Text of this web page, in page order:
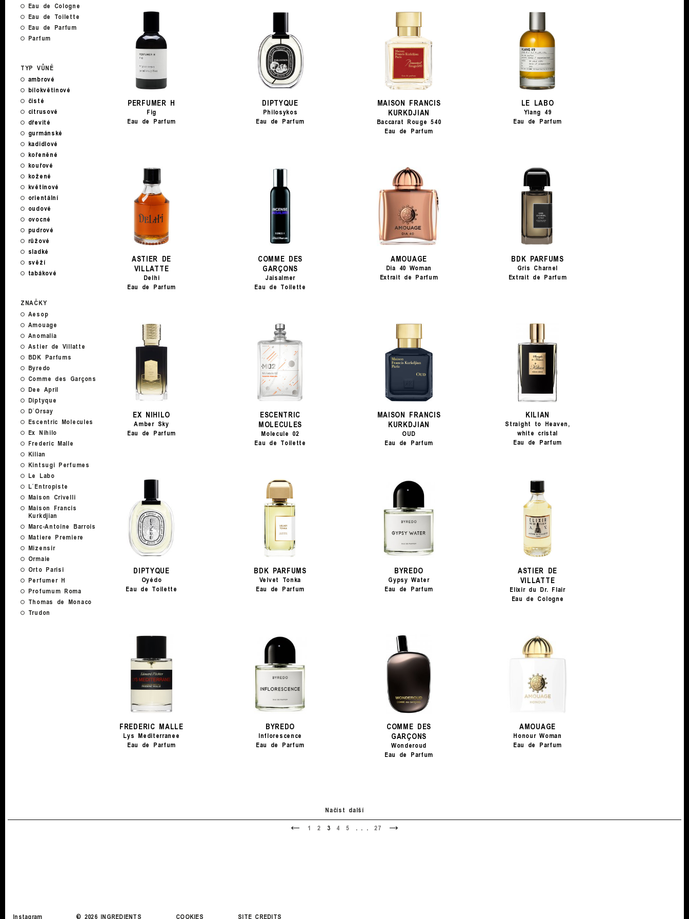
Eau de Cologne
Eau de Toilette
Eau de Parfum
Parfum
TYP VŮNĚ
ambrové
bílokvětinové
čisté
citrusové
dřevité
gurmánské
kadidlové
kořeněné
kouřové
kožené
květinové
orientální
oudové
ovocné
pudrové
růžové
sladké
svěží
tabákové
ZNAČKY
Aesop
Amouage
Anomalia
Astier de Villatte
BDK Parfums
Byredo
Comme des Garçons
Dee April
Diptyque
D´Orsay
Escentric Molecules
Ex Nihilo
Frederic Malle
Kilian
Kintsugi Perfumes
Le Labo
L´Entropiste
Maison Crivelli
Maison Francis
Kurkdjian
Marc-Antoine Barrois
Matiere Premiere
Mizensir
Ormaie
Orto Parisi
Perfumer H
Profumum Roma
Thomas de Monaco
Trudon
PERFUMER H
Fig
Eau de Parfum
DIPTYQUE
Philosykos
Eau de Parfum
MAISON FRANCIS
KURKDJIAN
Baccarat Rouge 540
Eau de Parfum
LE LABO
Ylang 49
Eau de Parfum
ASTIER DE
VILLATTE
Delhi
Eau de Parfum
COMME DES
GARÇONS
Jaisalmer
Eau de Toilette
AMOUAGE
Dia 40 Woman
Extrait de Parfum
BDK PARFUMS
Gris Charnel
Extrait de Parfum
EX NIHILO
Amber Sky
Eau de Parfum
ESCENTRIC
MOLECULES
Molecule 02
Eau de Toilette
MAISON FRANCIS
KURKDJIAN
OUD
Eau de Parfum
KILIAN
Straight to Heaven,
white cristal
Eau de Parfum
DIPTYQUE
Oyédo
Eau de Toilette
BDK PARFUMS
Velvet Tonka
Eau de Parfum
BYREDO
Gypsy Water
Eau de Parfum
ASTIER DE
VILLATTE
Elixir du Dr. Flair
Eau de Cologne
FREDERIC MALLE
Lys Mediterranee
Eau de Parfum
BYREDO
Inflorescence
Eau de Parfum
COMME DES
GARÇONS
Wonderoud
Eau de Parfum
AMOUAGE
Honour Woman
Eau de Parfum
Načíst další
<
1 2 3 4 5 . . . 27
>
Instagram © 2026 INGREDIENTS COOKIES SITE CREDITS